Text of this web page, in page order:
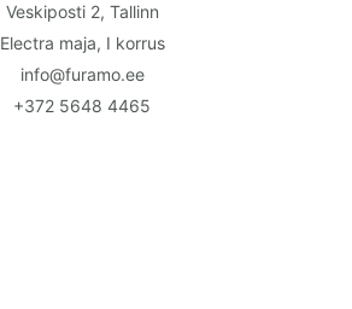
Veskiposti 2, Tallinn
Electra maja, I korrus
info@furamo.ee
+372 5648 4465